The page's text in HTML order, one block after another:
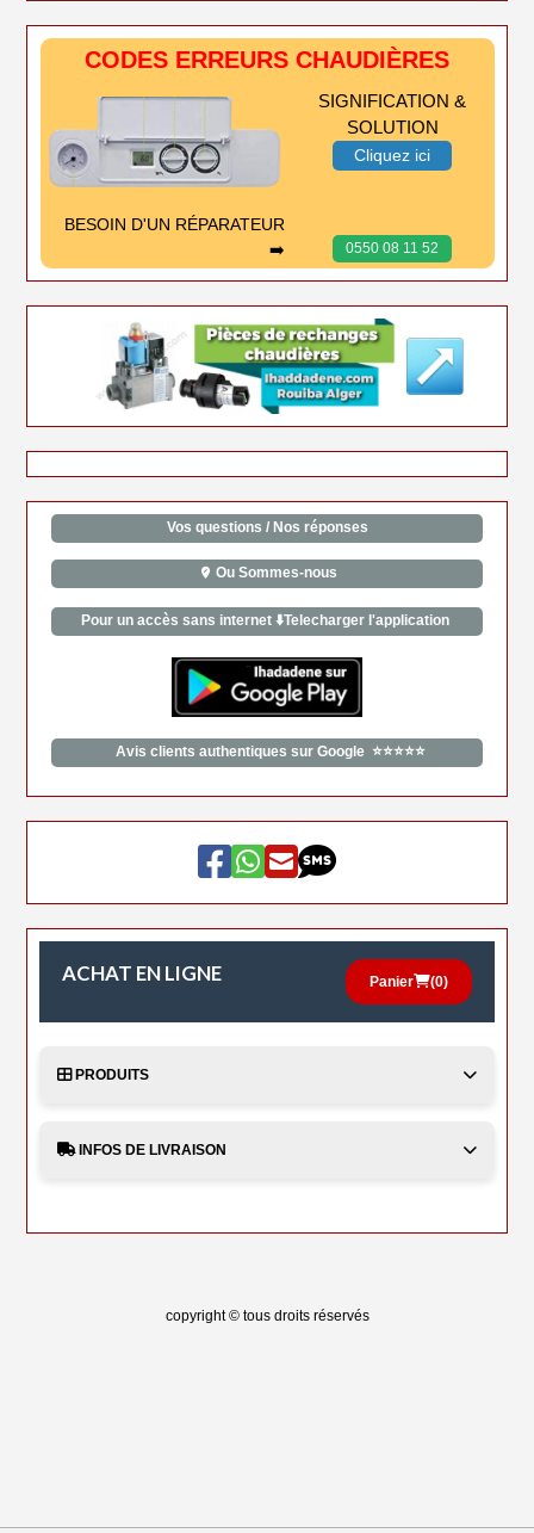
CODES ERREURS CHAUDIÈRES
SIGNIFICATION &
SOLUTION
Cliquez ici
0550 08 11 52
BESOIN D'UN RÉPARATEUR
➡️
Vos questions / Nos réponses
Ou Sommes-nous
Pour un accès sans internet ⬇️Telecharger l'application
Avis clients authentiques sur Google ⭐⭐⭐⭐⭐
ACHAT EN LIGNE Panier (0)
PRODUITS
INFOS DE LIVRAISON
copyright © tous droits réservés